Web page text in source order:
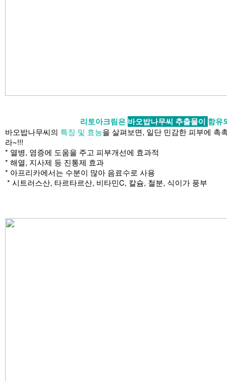
리토아크림은 바오밥나무씨 추출물이 함유
바오밥나무씨의 특징 및 효능을 살펴보면, 일단 민감한 피부에 촉
라~!!!
* 열병, 염증에 도움을 주고 피부개선에 효과적
* 해열, 지사제 등 진통제 효과
* 아프리카에서는 수분이 많아 음료수로 사용
* 시트러스산, 타르타르산, 비타민C, 칼슘, 철분, 식이가 풍부